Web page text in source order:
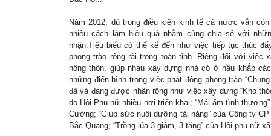
Năm 2012, dù trong điều kiện kinh tế cả nước vẫn
nhiều cách làm hiệu quả nhằm cùng chia sẻ với
nhận.Tiêu biểu có thể kể đến như việc tiếp tục thúc
phong trào rộng rãi trong toàn tỉnh. Riêng đối với việc
nông thôn, giúp nhau xây dựng nhà có ở hầu khắp
những điển hình trong việc phát động phong trào
đã và đang được nhân rộng như việc xây dựng “Kho
do Hội Phụ nữ nhiều nơi triển khai; “Mái ấm tình
Cường; “Giúp sức nuôi dưỡng tài năng” của Công ty
Bắc Quang; “Trồng lúa 3 giảm, 3 tăng” của Hội phụ nữ